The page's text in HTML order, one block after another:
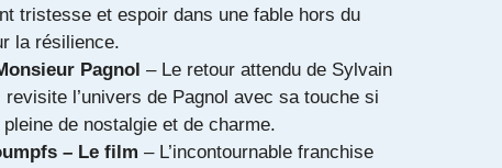
tristesse et espoir dans une fable hors du
la résilience.
Pagnol – Le retour attendu de Sylvain
revisite l’univers de Pagnol avec sa touche si
de nostalgie et de charme.
– Le film – L’incontournable franchise